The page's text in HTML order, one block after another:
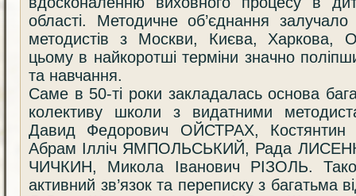
області. Методичне об’єднання
методистів з Москви, Києва, Харкова,
цьому в найкоротші терміни значно
та навчання.
Саме в 50-ті роки закладалась основа
колективу школи з видатними
Давид Федорович ОЙСТРАХ, Костянтин
Абрам Ілліч ЯМПОЛЬСЬКИЙ, Рада
ЧИЧКИН, Микола Іванович РІЗОЛЬ.
активний зв’язок та переписку з багатьма